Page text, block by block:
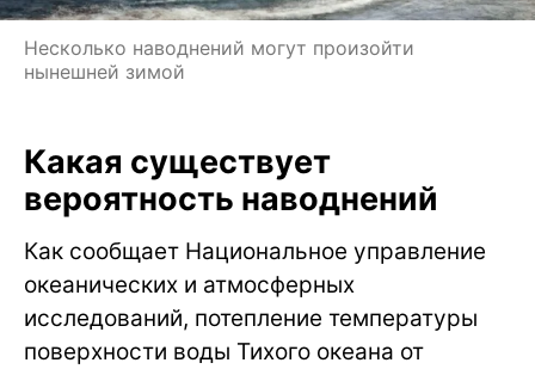
Несколько наводнений могут произойти
нынешней зимой
Какая существует
вероятность наводнений
Как сообщает Национальное управление
океанических и атмосферных
исследований, потепление температуры
поверхности воды Тихого океана от